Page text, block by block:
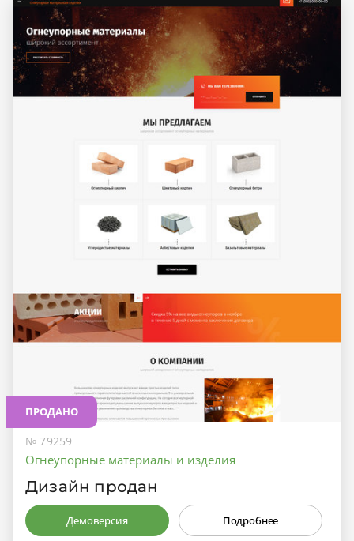
ПРОДАНО
№ 79259
Огнеупорные материалы и изделия
Дизайн продан
Демоверсия Подробнее